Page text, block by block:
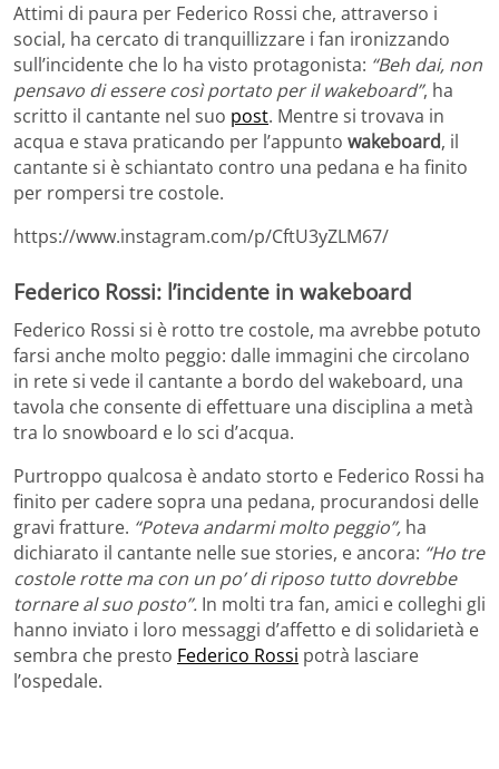
Attimi di paura per Federico Rossi che, attraverso i
social, ha cercato di tranquillizzare i fan ironizzando
sull’incidente che lo ha visto protagonista: “Beh dai, non
pensavo di essere così portato per il wakeboard”, ha
scritto il cantante nel suo post. Mentre si trovava in
acqua e stava praticando per l’appunto wakeboard, il
cantante si è schiantato contro una pedana e ha finito
per rompersi tre costole.
https://www.instagram.com/p/CftU3yZLM67/
Federico Rossi: l’incidente in wakeboard
Federico Rossi si è rotto tre costole, ma avrebbe potuto
farsi anche molto peggio: dalle immagini che circolano
in rete si vede il cantante a bordo del wakeboard, una
tavola che consente di effettuare una disciplina a metà
tra lo snowboard e lo sci d’acqua.
Purtroppo qualcosa è andato storto e Federico Rossi ha
finito per cadere sopra una pedana, procurandosi delle
gravi fratture. “Poteva andarmi molto peggio”, ha
dichiarato il cantante nelle sue stories, e ancora: “Ho tre
costole rotte ma con un po’ di riposo tutto dovrebbe
tornare al suo posto”. In molti tra fan, amici e colleghi gli
hanno inviato i loro messaggi d’affetto e di solidarietà e
sembra che presto Federico Rossi potrà lasciare
l’ospedale.